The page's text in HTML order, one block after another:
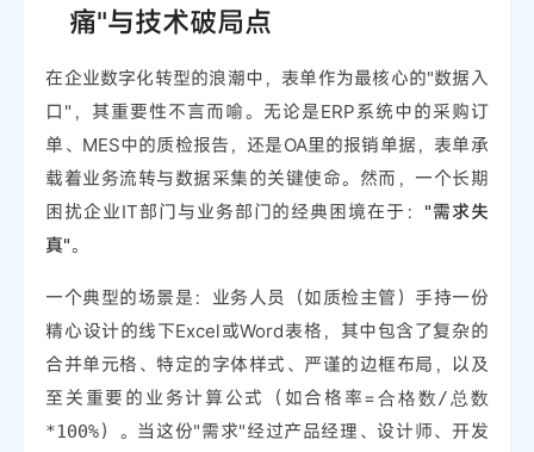
痛"与技术破局点
在企业数字化转型的浪潮中，表单作为最核心的"数据入
口"，其重要性不言而喻。无论是ERP系统中的采购订
单、MES中的质检报告，还是OA里的报销单据，表单承
载着业务流转与数据采集的关键使命。然而，一个长期
困扰企业IT部门与业务部门的经典困境在于： "需求失
真"。
一个典型的场景是：业务人员（如质检主管）手持一份
精心设计的线下Excel或Word表格，其中包含了复杂的
合并单元格、特定的字体样式、严谨的边框布局，以及
至关重要的业务计算公式（如合格率=合格数/总数
*100%）。当这份"需求"经过产品经理、设计师、开发